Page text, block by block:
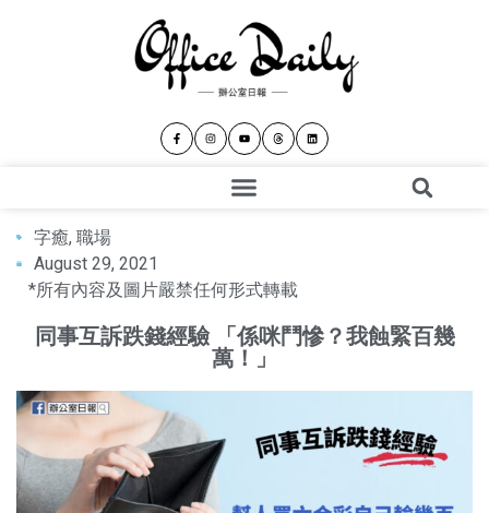
字癒, 職場
August 29, 2021
*所有內容及圖片嚴禁任何形式轉載
同事互訴跌錢經驗 「係咪鬥慘？我蝕緊百幾
萬！」